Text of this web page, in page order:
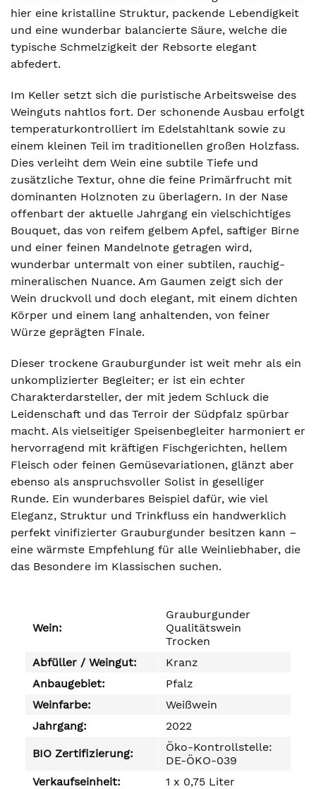
hier eine kristalline Struktur, packende Lebendigkeit
und eine wunderbar balancierte Säure, welche die
typische Schmelzigkeit der Rebsorte elegant
abfedert.
Im Keller setzt sich die puristische Arbeitsweise des
Weinguts nahtlos fort. Der schonende Ausbau erfolgt
temperaturkontrolliert im Edelstahltank sowie zu
einem kleinen Teil im traditionellen großen Holzfass.
Dies verleiht dem Wein eine subtile Tiefe und
zusätzliche Textur, ohne die feine Primärfrucht mit
dominanten Holznoten zu überlagern. In der Nase
offenbart der aktuelle Jahrgang ein vielschichtiges
Bouquet, das von reifem gelbem Apfel, saftiger Birne
und einer feinen Mandelnote getragen wird,
wunderbar untermalt von einer subtilen, rauchig-
mineralischen Nuance. Am Gaumen zeigt sich der
Wein druckvoll und doch elegant, mit einem dichten
Körper und einem lang anhaltenden, von feiner
Würze geprägten Finale.
Dieser trockene Grauburgunder ist weit mehr als ein
unkomplizierter Begleiter; er ist ein echter
Charakterdarsteller, der mit jedem Schluck die
Leidenschaft und das Terroir der Südpfalz spürbar
macht. Als vielseitiger Speisenbegleiter harmoniert er
hervorragend mit kräftigen Fischgerichten, hellem
Fleisch oder feinen Gemüsevariationen, glänzt aber
ebenso als anspruchsvoller Solist in geselliger
Runde. Ein wunderbares Beispiel dafür, wie viel
Eleganz, Struktur und Trinkfluss ein handwerklich
perfekt vinifizierter Grauburgunder besitzen kann –
eine wärmste Empfehlung für alle Weinliebhaber, die
das Besondere im Klassischen suchen.
Wein:
Grauburgunder
Qualitätswein
Trocken
Abfüller / Weingut:
Kranz
Anbaugebiet:
Pfalz
Weinfarbe:
Weißwein
Jahrgang:
2022
BIO Zertifizierung:
Öko-Kontrollstelle:
DE-ÖKO-039
Verkaufseinheit:
1 x 0,75 Liter